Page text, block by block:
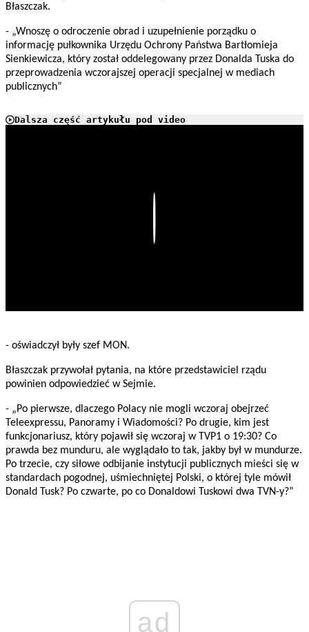
Błaszczak.
- „Wnoszę o odroczenie obrad i uzupełnienie porządku o
informację pułkownika Urzędu Ochrony Państwa Bartłomieja
Sienkiewicza, który został oddelegowany przez Donalda Tuska do
przeprowadzenia wczorajszej operacji specjalnej w mediach
publicznych”
Dalsza część artykułu pod video
- oświadczył były szef MON.
Błaszczak przywołał pytania, na które przedstawiciel rządu
powinien odpowiedzieć w Sejmie.
- „Po pierwsze, dlaczego Polacy nie mogli wczoraj obejrzeć
Teleexpressu, Panoramy i Wiadomości? Po drugie, kim jest
funkcjonariusz, który pojawił się wczoraj w TVP1 o 19:30? Co
prawda bez munduru, ale wyglądało to tak, jakby był w mundurze.
Po trzecie, czy siłowe odbijanie instytucji publicznych mieści się w
standardach pogodnej, uśmiechniętej Polski, o której tyle mówił
Donald Tusk? Po czwarte, po co Donaldowi Tuskowi dwa TVN-y?”
ad